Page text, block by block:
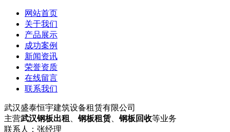
网站首页
关于我们
产品展示
成功案例
新闻资讯
荣誉资质
在线留言
联系我们
武汉盛泰恒宇建筑设备租赁有限公司
主营武汉钢板出租 、钢板租赁 、钢板回收等业务
联系人：张经理